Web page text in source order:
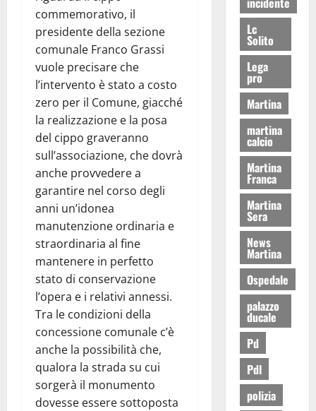
commemorativo, il
presidente della sezione
comunale Franco Grassi
vuole precisare che
l’intervento è stato a costo
zero per il Comune, giacché
la realizzazione e la posa
del cippo graveranno
sull’associazione, che dovrà
anche provvedere a
garantire nel corso degli
anni un’idonea
manutenzione ordinaria e
straordinaria al fine
mantenere in perfetto
stato di conservazione
l’opera e i relativi annessi.
Tra le condizioni della
concessione comunale c’è
anche la possibilità che,
qualora la strada su cui
sorgerà il monumento
dovesse essere sottoposta
Lc
Solito
Lega
pro
Martina
martina
calcio
Martina
Franca
Martina
Sera
News
Martina
Ospedale
palazzo
ducale
Pd
Pdl
polizia